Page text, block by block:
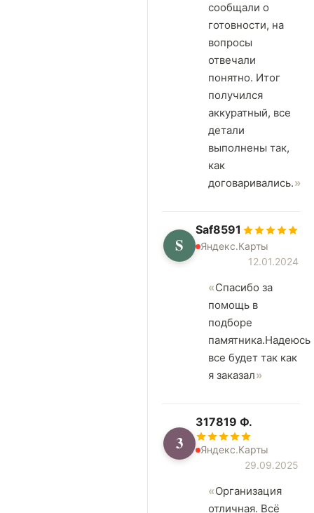
сообщали о
готовности, на
вопросы
отвечали
понятно. Итог
получился
аккуратный, все
детали
выполнены так,
как
договаривались.
S
Saf8591
Яндекс.Карты
12.01.2024
Спасибо за
помощь в
подборе
памятника.Надеюсь
все будет так как
я заказал
3
317819 Ф.
Яндекс.Карты
29.09.2025
Организация
отличная. Всё